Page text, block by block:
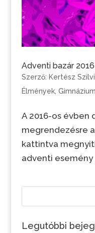
Adventi bazár 2016
Szerző: Kertész
Élmények, Gimnázium
A 2016-os évben
megrendezésre
kattintva
adventi
Legutóbbi